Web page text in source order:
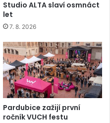
Studio ALTA slaví osmnáct
let
7. 8. 2026
Pardubice zažijí první
ročník VUCH festu